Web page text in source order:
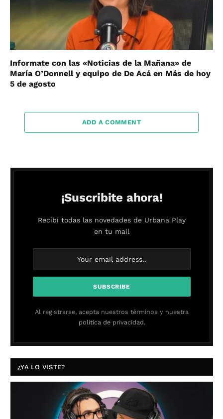
Informate con las «Noticias de la Mañana» de
María O’Donnell y equipo de De Acá en Más de hoy
5 de agosto
ADD A COMMENT
¡Suscribite ahora!
Recibí todas las novedades de Urbana Play
en tu mail
Al registrarse, acepta nuestros términos y nuestra
política de privacidad.
¿YA LO VISTE?